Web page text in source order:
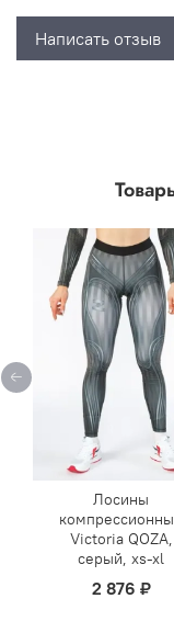
Написать отзыв
Лосины
Victoria QOZA,
серый, xs-xl
2 876 ₽